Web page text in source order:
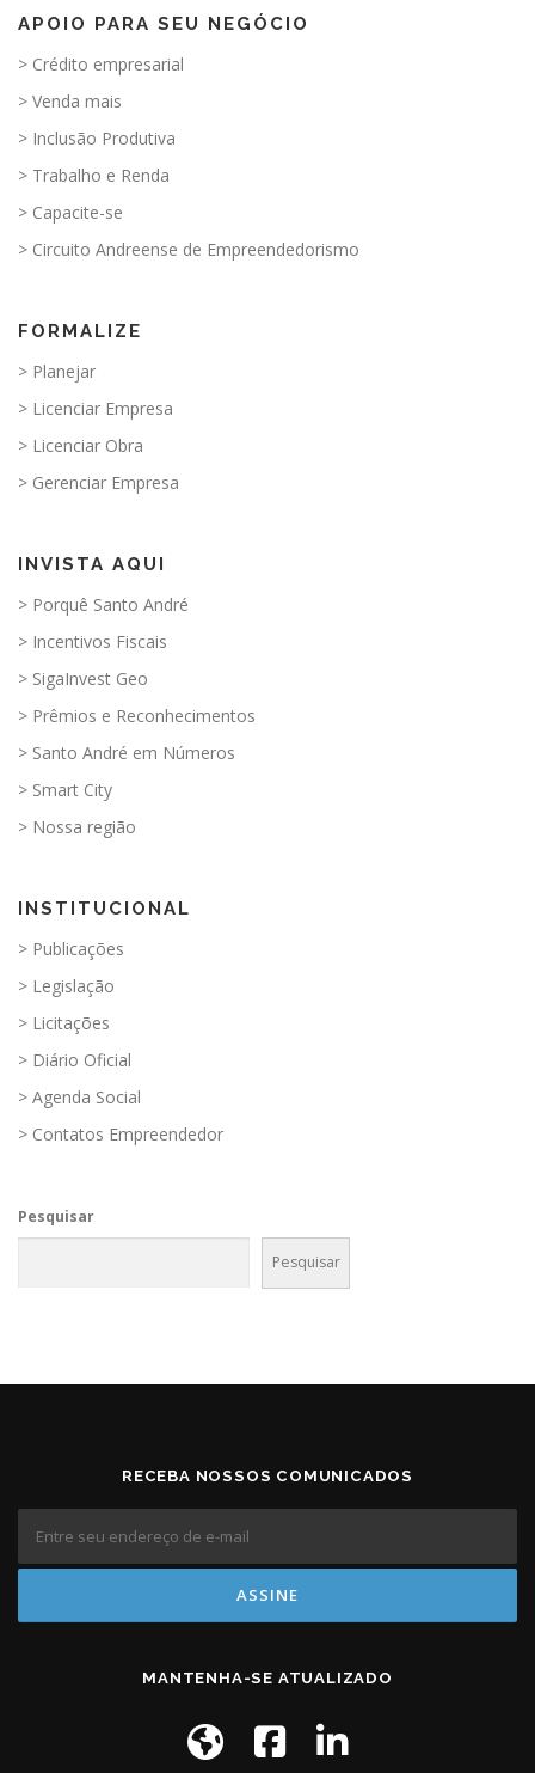
APOIO PARA SEU NEGÓCIO
> Crédito empresarial
> Venda mais
> Inclusão Produtiva
> Trabalho e Renda
> Capacite-se
> Circuito Andreense de Empreendedorismo
FORMALIZE
> Planejar
> Licenciar Empresa
> Licenciar Obra
> Gerenciar Empresa
INVISTA AQUI
> Porquê Santo André
> Incentivos Fiscais
> SigaInvest Geo
> Prêmios e Reconhecimentos
> Santo André em Números
> Smart City
> Nossa região
INSTITUCIONAL
> Publicações
> Legislação
> Licitações
> Diário Oficial
> Agenda Social
> Contatos Empreendedor
Pesquisar
Pesquisar
RECEBA NOSSOS COMUNICADOS
MANTENHA-SE ATUALIZADO